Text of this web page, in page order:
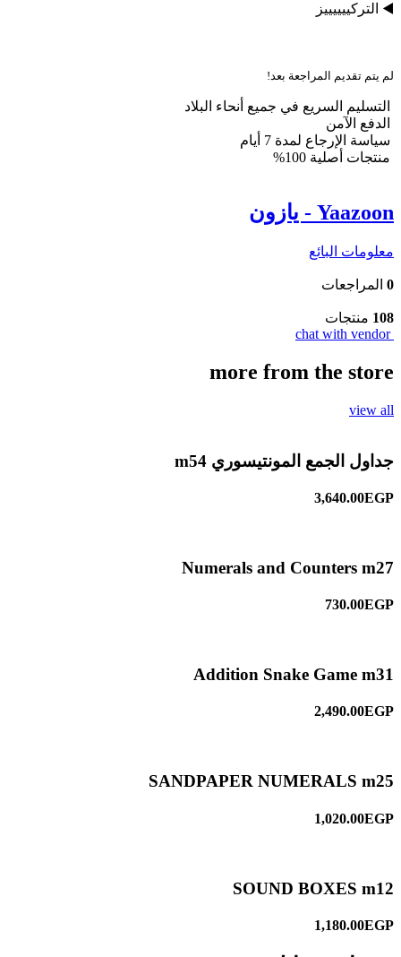
◀️ التركييييييز
لم يتم تقديم المراجعة بعد!
التسليم السريع في جميع أنحاء البلاد
الدفع الآمن
سياسة الإرجاع لمدة 7 أيام
منتجات أصلية 100%
Yaazoon - يازون
معلومات البائع
0 المراجعات
108 منتجات
chat with vendor
more from the store
view all
جداول الجمع المونتيسوري m54
3,640.00EGP
Numerals and Counters m27
730.00EGP
Addition Snake Game m31
2,490.00EGP
SANDPAPER NUMERALS m25
1,020.00EGP
SOUND BOXES m12
1,180.00EGP